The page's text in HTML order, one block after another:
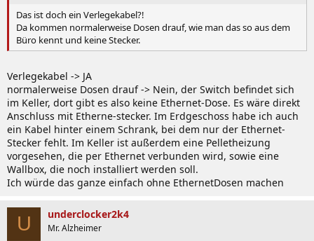
Das ist doch ein Verlegekabel?!
Da kommen normalerweise Dosen drauf, wie man das so aus dem
Büro kennt und keine Stecker.
Verlegekabel -> JA
normalerweise Dosen drauf -> Nein, der Switch befindet sich
im Keller, dort gibt es also keine Ethernet-Dose. Es wäre direkt
Anschluss mit Etherne-stecker. Im Erdgeschoss habe ich auch
ein Kabel hinter einem Schrank, bei dem nur der Ethernet-
Stecker fehlt. Im Keller ist außerdem eine Pelletheizung
vorgesehen, die per Ethernet verbunden wird, sowie eine
Wallbox, die noch installiert werden soll.
Ich würde das ganze einfach ohne EthernetDosen machen
U underclocker2k4
Mr. Alzheimer